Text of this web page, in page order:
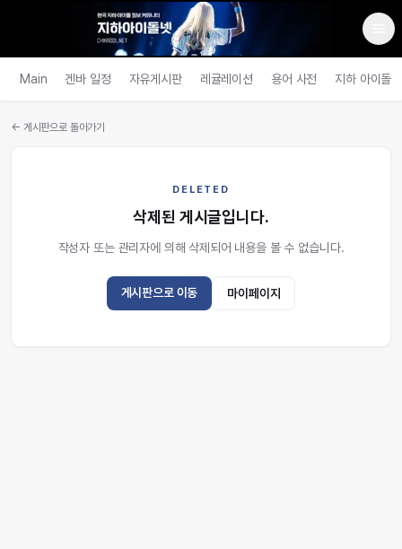
Main 겐바 일정 자유게시판 레귤레이션 용어 사전 지하 아이돌
← 게시판으로 돌아가기
DELETED
삭제된 게시글입니다.
작성자 또는 관리자에 의해 삭제되어 내용을 볼 수 없습니다.
게시판으로 이동 마이페이지